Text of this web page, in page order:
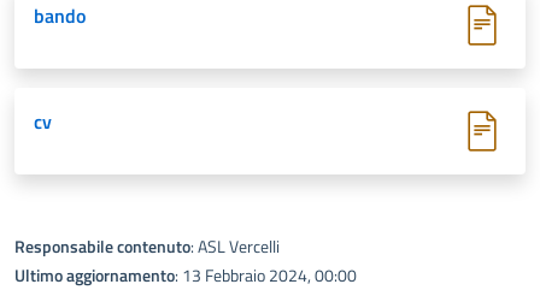
bando
cv
Responsabile contenuto: ASL Vercelli
Ultimo aggiornamento: 13 Febbraio 2024, 00:00